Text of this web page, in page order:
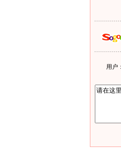
用户：